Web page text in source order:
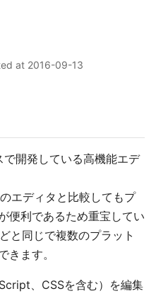
at 2016-09-13
開発している高機能エデ
エディタと比較してもプ
便利であるため重宝してい
と同じで複数のプラット
きます。
、CSSを含む）を編集